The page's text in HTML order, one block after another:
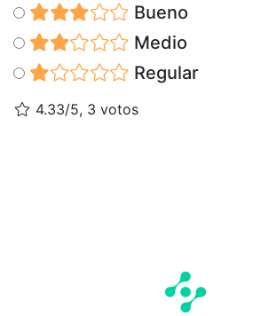
Bueno
Medio
Regular
4.33/5, 3 votos